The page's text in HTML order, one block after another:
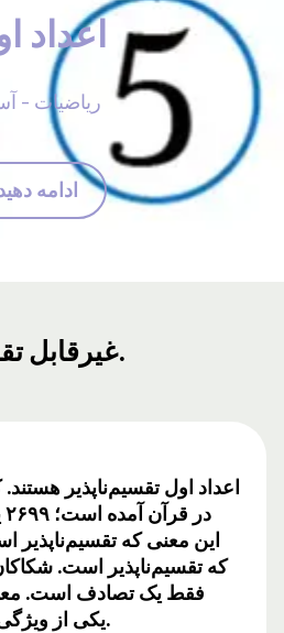
اعداد
ریاضیات -
ادامه
غیرقابل تقسیم.
این معنی که تقسیم‌ناپذیر
که تقسیم‌ناپذیر است.
فقط یک تصادف است.
یکی از ویژگی‌های کل قرآن هستند.